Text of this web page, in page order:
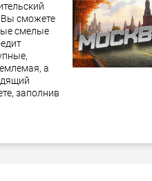
Вы сможете
смелые
а
заполнив